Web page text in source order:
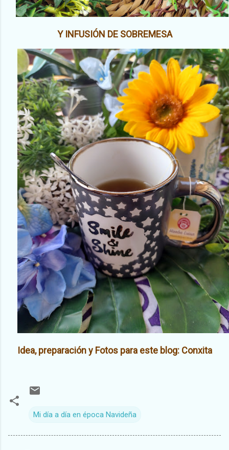
Y INFUSIÓN DE SOBREMESA
Idea, preparación y Fotos para este blog: Conxita
Mi día a día en época Navideña